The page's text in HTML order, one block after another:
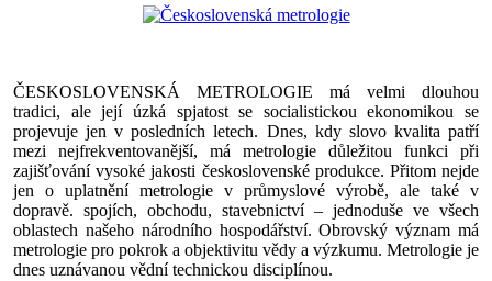
ČESKOSLOVENSKÁ METROLOGIE má velmi dlouhou
tradici, ale její úzká spjatost se socialistickou ekonomikou se
projevuje jen v posledních letech. Dnes, kdy slovo kvalita patří
mezi nejfrekventovanější, má metrologie důležitou funkci při
zajišťování vysoké jakosti československé produkce. Přitom nejde
jen o uplatnění metrologie v průmyslové výrobě, ale také v
dopravě. spojích, obchodu, stavebnictví – jednoduše ve všech
oblastech našeho národního hospodářství. Obrovský význam má
metrologie pro pokrok a objektivitu vědy a výzkumu. Metrologie je
dnes uznávanou vědní technickou disciplínou.